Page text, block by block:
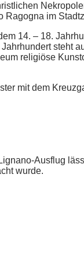
im
14. – 18.
steht
religiöse
mit dem
Ausflug
wurde.